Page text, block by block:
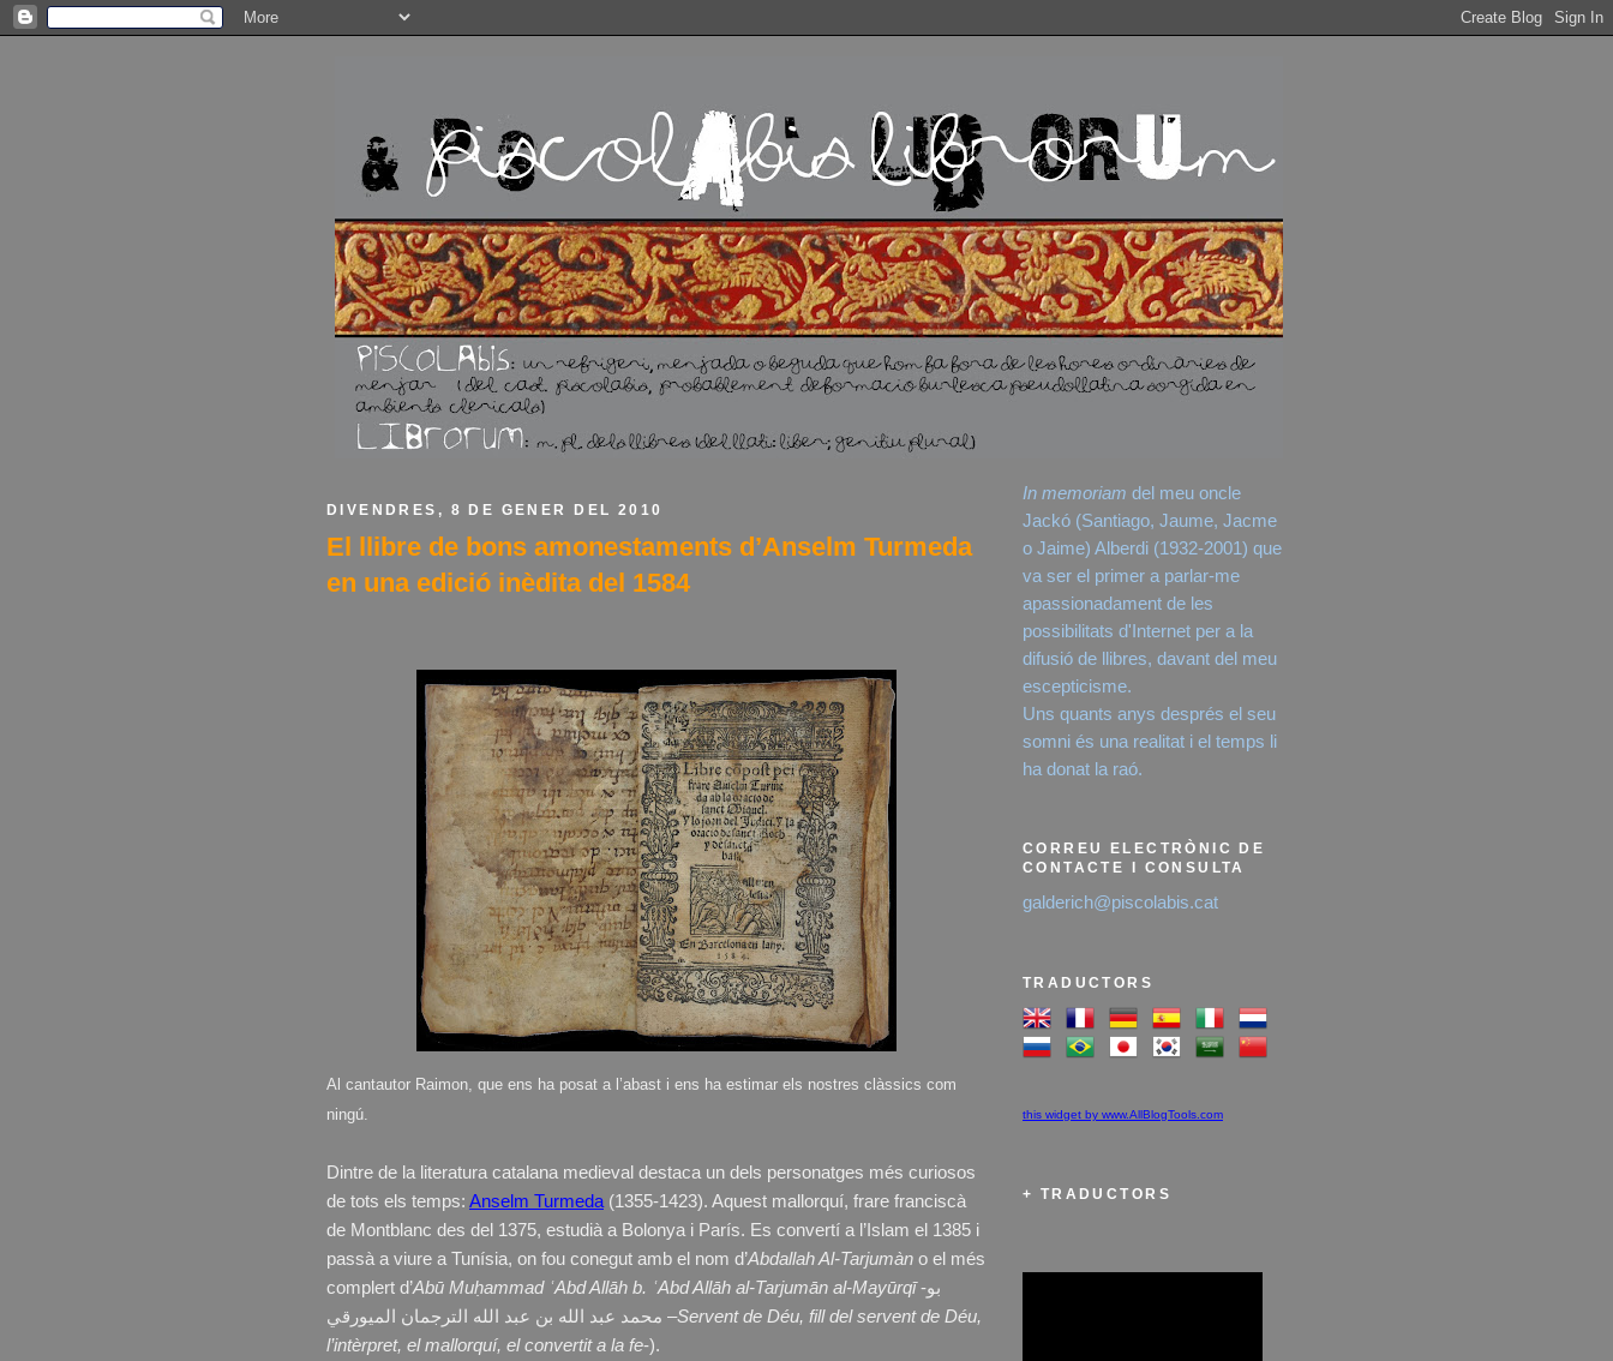
DIVENDRES, 8 DE GENER DEL 2010
El llibre de bons amonestaments d’Anselm Turmeda
en una edició inèdita del 1584
Al cantautor Raimon, que ens ha posat a l’abast i ens ha estimar els nostres clàssics com
ningú.
Dintre de la literatura catalana medieval destaca un dels personatges més curiosos
de tots els temps: Anselm Turmeda (1355-1423). Aquest mallorquí, frare franciscà
de Montblanc des del 1375, estudià a Bolonya i París. Es convertí a l’Islam el 1385 i
passà a viure a Tunísia, on fou conegut amb el nom d’Abdallah Al-Tarjumàn o el més
complert d’Abū Muḥammad ʿAbd Allāh b. ʿAbd Allāh al-Tarjumān al-Mayūrqī-بو
محمد عبد الله بن عبد الله الترجمان الميورقي –Servent de Déu, fill del servent de Déu,
l’intèrpret, el mallorquí, el convertit a la fe-).
In memoriam del meu oncle
Jackó (Santiago, Jaume, Jacme
o Jaime) Alberdi (1932-2001) que
va ser el primer a parlar-me
apassionadament de les
possibilitats d'Internet per a la
difusió de llibres, davant del meu
escepticisme.
Uns quants anys després el seu
somni és una realitat i el temps li
ha donat la raó.
CORREU ELECTRÒNIC DE
CONTACTE I CONSULTA
galderich@piscolabis.cat
TRADUCTORS
this widget by www.AllBlogTools.com
+ TRADUCTORS